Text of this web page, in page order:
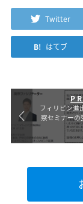
Twitter
B! はてブ
フィリピン進
察セミナーの